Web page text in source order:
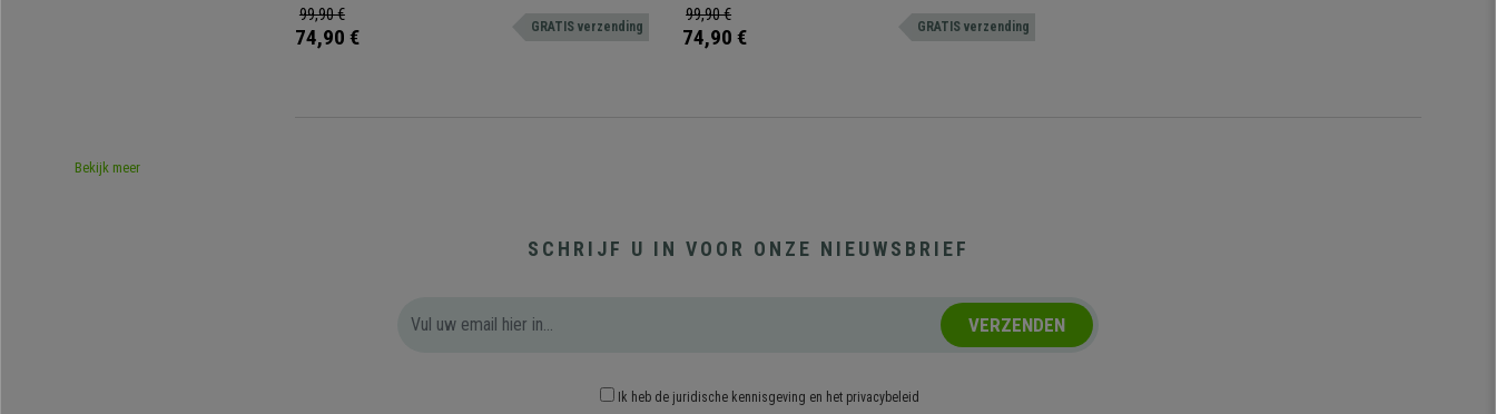
99,90 €
74,90 € GRATIS verzending
99,90 €
74,90 € GRATIS verzending
Bekijk meer
SCHRIJF U IN VOOR ONZE NIEUWSBRIEF
VERZENDEN
Ik heb de juridische kennisgeving en het privacybeleid